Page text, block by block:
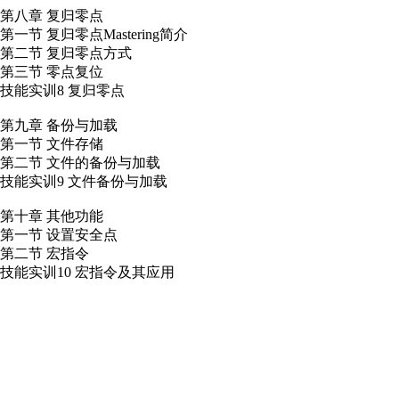
第八章 复归零点
第一节 复归零点Mastering简介
第二节 复归零点方式
第三节 零点复位
技能实训8 复归零点
第九章 备份与加载
第一节 文件存储
第二节 文件的备份与加载
技能实训9 文件备份与加载
第十章 其他功能
第一节 设置安全点
第二节 宏指令
技能实训10 宏指令及其应用